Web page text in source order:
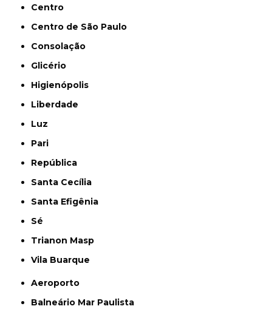
Centro
Centro de São Paulo
Consolação
Glicério
Higienópolis
Liberdade
Luz
Pari
República
Santa Cecília
Santa Efigênia
Sé
Trianon Masp
Vila Buarque
Aeroporto
Balneário Mar Paulista